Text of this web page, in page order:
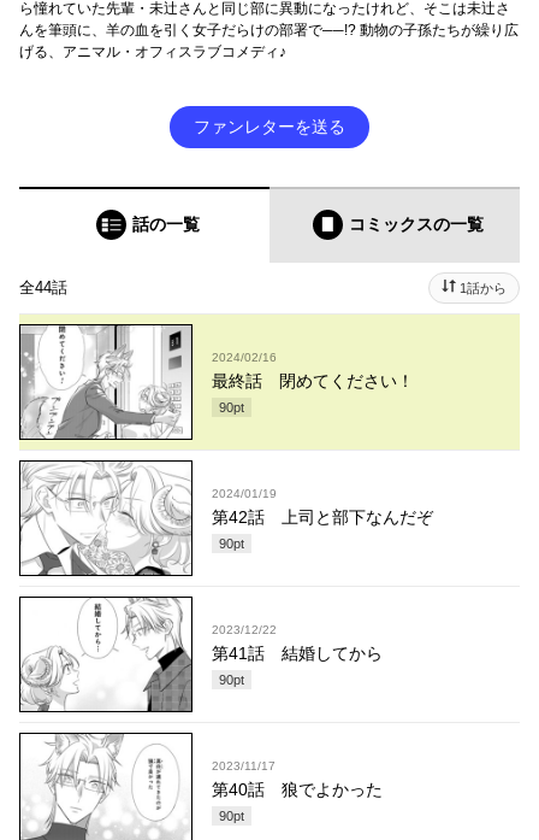
ら憧れていた先輩・未辻さんと同じ部に異動になったけれど、そこは未辻さ
んを筆頭に、羊の血を引く女子だらけの部署で──!? 動物の子孫たちが繰り広
げる、アニマル・オフィスラブコメディ♪
ファンレターを送る
話の一覧 コミックスの一覧
全44話 1話から
2024/02/16
最終話 閉めてください！
90pt
2024/01/19
第42話 上司と部下なんだぞ
90pt
2023/12/22
第41話 結婚してから
90pt
2023/11/17
第40話 狼でよかった
90pt